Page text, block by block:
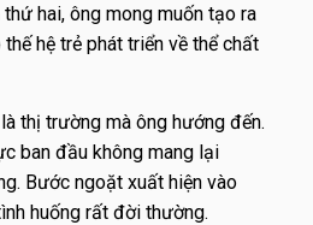
hai, ông mong muốn tạo ra
hệ trẻ phát triển về thể chất
thị trường mà ông hướng đến.
ban đầu không mang lại
Bước ngoặt xuất hiện vào
huống rất đời thường.